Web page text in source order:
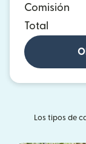
Comisión
Total
Los tipos de